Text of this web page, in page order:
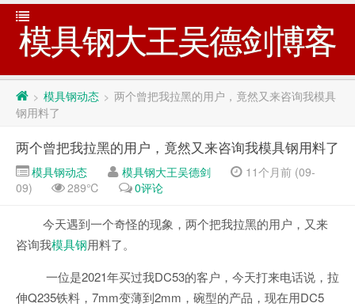
模具钢大王吴德剑博客
> 模具钢动态 > 两个曾把我拉黑的用户，竟然又来咨询我模具
钢用料了
两个曾把我拉黑的用户，竟然又来咨询我模具钢用料了
模具钢动态 模具钢大王吴德剑
11个月前 (09-
09)
289℃ 0评论
今天遇到一个奇怪的现象，两个把我拉黑的用户，又来
咨询我模具钢用料了。
一位是2021年买过我DC53的客户，今天打来电话说，拉
伸Q235铁料，7mm变薄到2mm，碗型的产品，现在用DC5